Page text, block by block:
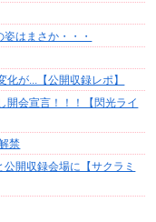
はまさか・・・
化が...【公開収録レポ】
開会宣言！！！【閃光ライ
禁
開収録会場に【サクラミ